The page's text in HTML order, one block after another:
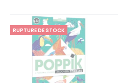
RUPTURE DE STOCK